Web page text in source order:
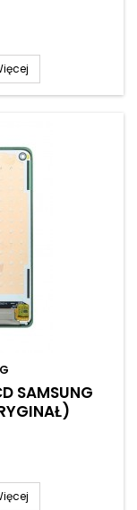
SAMSUNG